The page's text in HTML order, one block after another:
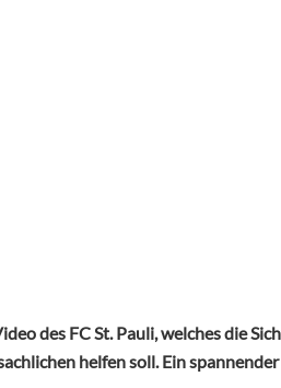
des FC St. Pauli, welches die
helfen soll. Ein